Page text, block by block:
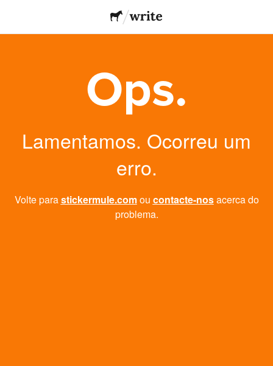
Ops.
Lamentamos. Ocorreu um
erro.
Volte parastickermule.comou contacte-nosacerca do
problema.